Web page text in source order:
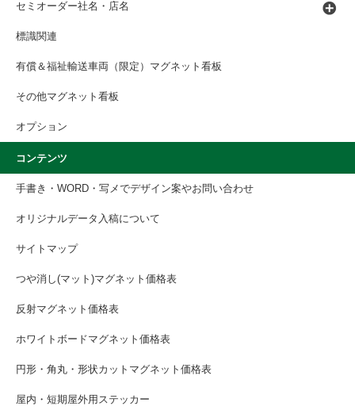
セミオーダー社名・店名
標識関連
有償＆福祉輸送車両（限定）マグネット看板
その他マグネット看板
オプション
コンテンツ
手書き・WORD・写メでデザイン案やお問い合わせ
オリジナルデータ入稿について
サイトマップ
つや消し(マット)マグネット価格表
反射マグネット価格表
ホワイトボードマグネット価格表
円形・角丸・形状カットマグネット価格表
屋内・短期屋外用ステッカー